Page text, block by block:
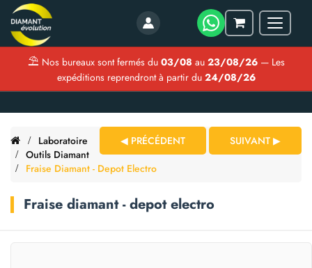
Mon
Menu
⛱ Nos bureaux sont fermés du 03/08 au 23/08/26— Les
expéditions reprendront à partir du 24/08/26
◀ PRÉCÉDENT SUIVANT ▶
Laboratoire
Outils Diamant
Fraise Diamant - Depot Electro
Fraise diamant - depot electro